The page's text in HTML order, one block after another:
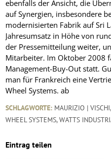
ebenfalls der Ansicht, die
auf Synergien, insbesondere
modernisierten Fabrik auf Sri
Jahresumsatz in Höhe von
der Pressemitteilung weiter,
Mitarbeiter. Im Oktober 2008
Management-Buy-Out statt.
man für Frankreich eine
Wheel Systems.ab
SCHLAGWORTE: MAURIZIO | VISCHI
WHEEL SYSTEMS,WATTS
Eintrag teilen